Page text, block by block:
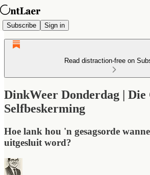
Subscribe Sign in
Read distraction-free on
DinkWeer Donderdag | Die
Selfbeskerming
Hoe lank hou 'n gesagsorde
uitgesluit word?